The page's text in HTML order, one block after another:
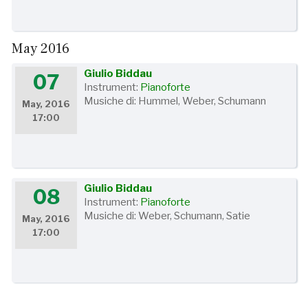
May 2016
07
May, 2016
17:00
Giulio Biddau
Instrument: Pianoforte
Musiche di: Hummel, Weber, Schumann
08
May, 2016
17:00
Giulio Biddau
Instrument: Pianoforte
Musiche di: Weber, Schumann, Satie